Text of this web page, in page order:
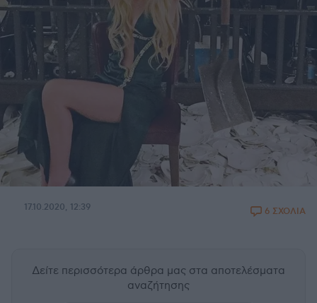
17.10.2020, 12:39 6 ΣΧΟΛΙΑ
Δείτε περισσότερα άρθρα μας στα αποτελέσματα
αναζήτησης